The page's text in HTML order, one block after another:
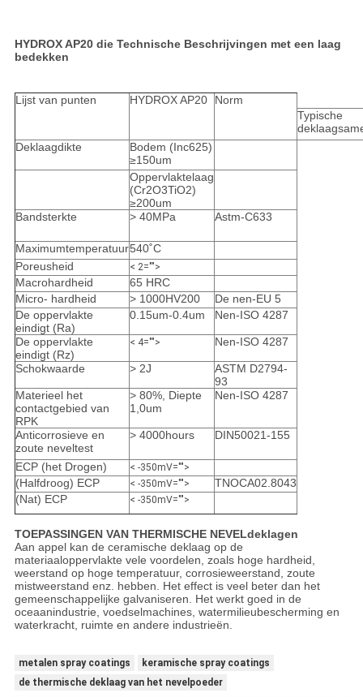
HYDROX AP20 die Technische Beschrijvingen met een laag
bedekken
Lijst van punten HYDROX AP20
Norm
Typische
Deklaagdikte
Bodem (Inc625)
≥150um
Oppervlaktelaag
(Cr2O3TiO2)
≥200um
Bandsterkte
> 40MPa Astm-C633
Maximumtemperatuur540˚C
Poreusheid
< 2="">
Macrohardheid
65 HRC
Micro- hardheid
> 1000HV200
De nen-EU 5
De oppervlakte
eindigt (Ra)
0.15um-0.4um Nen-ISO 4287
De oppervlakte
eindigt (Rz)
< 4=""> Nen-ISO 4287
Schokwaarde > 2J
ASTM D2794-
93
Materieel het
contactgebied van
RPK
> 80%, Diepte
1,0um
Nen-ISO 4287
Anticorrosieve en
zoute neveltest
> 4000hours DIN50021-155
ECP (het Drogen) < -350mV="">
(Halfdroog) ECP < -350mV="">
TNOCA02.8043
(Nat) ECP
< -350mV="">
TOEPASSINGEN VAN THERMISCHE NEVELdeklagen
Aan appel kan de ceramische deklaag op de
materiaaloppervlakte vele voordelen, zoals hoge hardheid,
weerstand op hoge temperatuur, corrosieweerstand, zoute
mistweerstand enz. hebben. Het effect is veel beter dan het
gemeenschappelijke galvaniseren. Het werkt goed in de
oceaanindustrie, voedselmachines, watermilieubescherming en
waterkracht, ruimte en andere industrieën.
metalen spray coatings
keramische spray coatings
de thermische deklaag van het nevelpoeder